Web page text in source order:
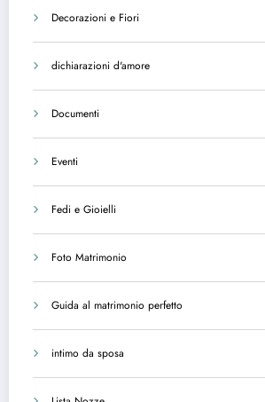
Decorazioni e Fiori
dichiarazioni d'amore
Documenti
Eventi
Fedi e Gioielli
Foto Matrimonio
Guida al matrimonio perfetto
intimo da sposa